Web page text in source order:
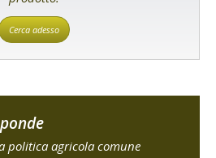
Cerca adesso
politica agricola comune